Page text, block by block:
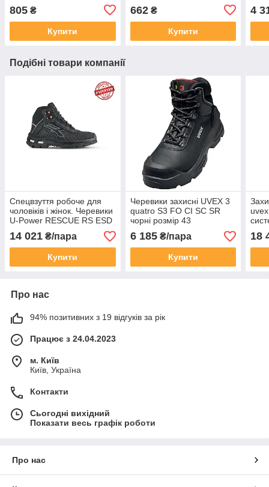
(9193280)
805 ₴
Купити
662₴
Купити
4
Подібні товари компанії
Спецвзуття робоче для
чоловіків і жінок. Черевики
U-Power RESCUE RS ESD
S3S CI FO SR
14 021 ₴/пара
Купити
Черевики захисні UVEX 3
quatro S3 FO CI SC SR
чорні розмір 43
6 185₴/пара
Купити
CI
18
Про нас
94% позитивних з 19 відгуків за рік
Працює з 24.04.2023
м. Київ
Київ, Україна
Контакти
Сьогодні вихідний
Показати весь графік роботи
Про нас